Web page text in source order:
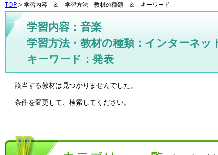
TOP 学習内容 ＆ 学習方法・教材の種類 ＆ キーワード
学習内容：音楽
学習方法・教材の種類：インターネッ
キーワード：発表
該当する教材は見つかりませんでした。
条件を変更して、検索してください。